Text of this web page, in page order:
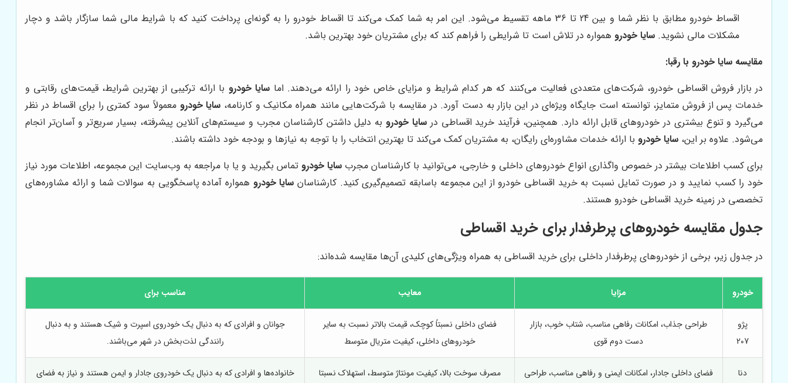
اقساط خودرو مطابق با نظر شما و بین 24 تا 36 ماهه تقسیط می‌شود. این امر به شما کمک می‌کند تا اقساط خودرو را به گونه‌ای پرداخت کنید که با شرایط مالی شما سازگار باشد و دچار
مشکلات مالی نشوید. سایا خودرو همواره در تلاش است تا شرایطی را فراهم کند که برای مشتریان خود بهترین باشد.
مقایسه سایا خودرو با رقبا:
در بازار فروش اقساطی خودرو، شرکت‌های متعددی فعالیت می‌کنند که هر کدام شرایط و مزایای خاص خود را ارائه می‌دهند. اما سایا خودرو با ارائه ترکیبی از بهترین شرایط، قیمت‌های رقابتی و
خدمات پس از فروش متمایز، توانسته است جایگاه ویژه‌ای در این بازار به دست آورد. در مقایسه با شرکت‌هایی مانند همراه مکانیک و کارنامه، سایا خودرو معمولاً سود کمتری را برای اقساط در نظر
می‌گیرد و تنوع بیشتری در خودروهای قابل ارائه دارد. همچنین، فرآیند خرید اقساطی درسایا خودرو به دلیل داشتن کارشناسان مجرب و سیستم‌های آنلاین پیشرفته، بسیار سریع‌تر و آسان‌تر انجام
می‌شود. علاوه بر این، سایا خودرو با ارائه خدمات مشاوره‌ای رایگان، به مشتریان کمک می‌کند تا بهترین انتخاب را با توجه به نیازها و بودجه خود داشته باشند.
برای کسب اطلاعات بیشتر در خصوص واگذاری انواع خودروهای داخلی و خارجی، می‌توانید با کارشناسان مجرب سایا خودرو تماس بگیرید و یا با مراجعه به وب‌سایت این مجموعه، اطلاعات مورد نیاز
خود را کسب نمایید و در صورت تمایل نسبت به خرید اقساطی خودرو از این مجموعه باسابقه تصمیم‌گیری کنید. کارشناسان سایا خودرو همواره آماده پاسخگویی به سوالات شما و ارائه مشاوره‌های
تخصصی در زمینه خرید اقساطی خودرو هستند.
جدول مقایسه خودروهای پرطرفدار برای خرید اقساطی
در جدول زیر، برخی از خودروهای پرطرفدار داخلی برای خرید اقساطی به همراه ویژگی‌های کلیدی آن‌ها مقایسه شده‌اند:
خودرو مزایا معایب مناسب برای
پژو
207
طراحی جذاب، امکانات رفاهی مناسب، شتاب خوب، بازار
دست دوم قوی
فضای داخلی نسبتاً کوچک، قیمت بالاتر نسبت به سایر
خودروهای داخلی، کیفیت متریال متوسط
جوانان و افرادی که به دنبال یک خودروی اسپرت و شیک هستند و به دنبال
رانندگی لذت‌بخش در شهر می‌باشند.
دنا
فضای داخلی جادار، امکانات ایمنی و رفاهی مناسب، طراحی
مصرف سوخت بالا، کیفیت مونتاژ متوسط، استهلاک نسبتا
خانواده‌ها و افرادی که به دنبال یک خودروی جادار و ایمن هستند و نیاز به فضای